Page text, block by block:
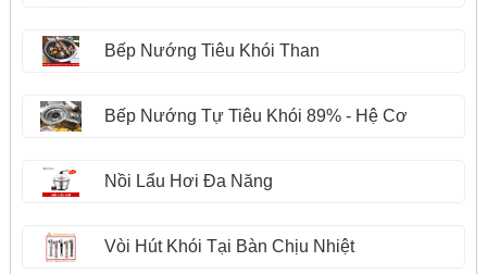
Bếp Nướng Tiêu Khói Than
Bếp Nướng Tự Tiêu Khói 89% - Hệ Cơ
Nồi Lẩu Hơi Đa Năng
Vòi Hút Khói Tại Bàn Chịu Nhiệt